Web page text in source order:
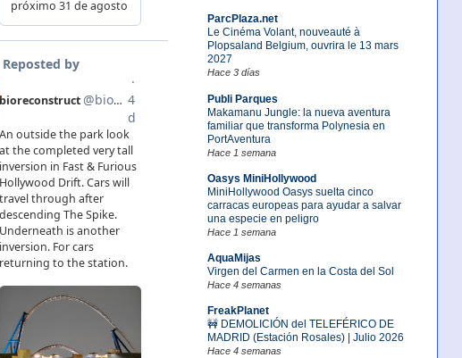
ParcPlaza.net
Le Cinéma Volant, nouveauté à
Plopsaland Belgium, ouvrira le 13 mars
2027
Hace 3 días
Publi Parques
Makamanu Jungle: la nueva aventura
familiar que transforma Polynesia en
PortAventura
Hace 1 semana
Oasys MiniHollywood
MiniHollywood Oasys suelta cinco
carracas europeas para ayudar a salvar
una especie en peligro
Hace 1 semana
AquaMijas
Virgen del Carmen en la Costa del Sol
Hace 4 semanas
FreakPlanet
🚧 DEMOLICIÓN del TELEFÉRICO DE
MADRID (Estación Rosales) | Julio 2026
Hace 4 semanas